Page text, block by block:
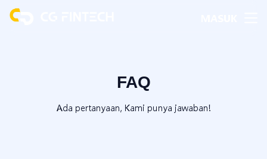
FAQ
Ada pertanyaan, Kami punya jawaban!